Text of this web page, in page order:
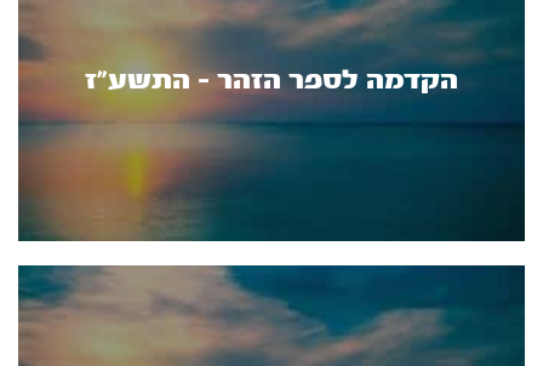
הקדמה לספר הזהר - התשע"ז